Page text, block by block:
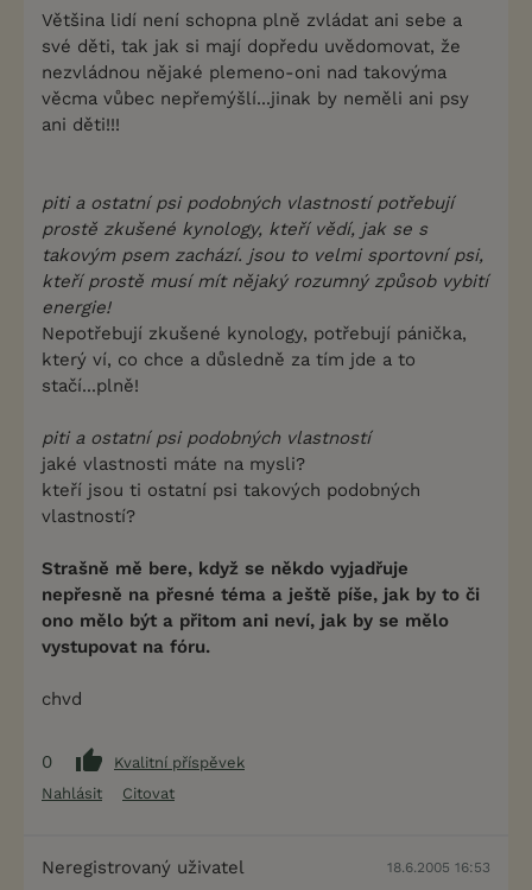
Většina lidí není schopna plně zvládat ani sebe a
své děti, tak jak si mají dopředu uvědomovat, že
nezvládnou nějaké plemeno-oni nad takovýma
věcma vůbec nepřemýšlí...jinak by neměli ani psy
ani děti!!!
piti a ostatní psi podobných vlastností potřebují
prostě zkušené kynology, kteří vědí, jak se s
takovým psem zachází. jsou to velmi sportovní psi,
kteří prostě musí mít nějaký rozumný způsob vybití
energie!
Nepotřebují zkušené kynology, potřebují pánička,
který ví, co chce a důsledně za tím jde a to
stačí...plně!
piti a ostatní psi podobných vlastností
jaké vlastnosti máte na mysli?
kteří jsou ti ostatní psi takových podobných
vlastností?
Strašně mě bere, když se někdo vyjadřuje
nepřesně na přesné téma a ještě píše, jak by to či
ono mělo být a přitom ani neví, jak by se mělo
vystupovat na fóru.
chvd
0
Kvalitní příspěvek
Nahlásit
Citovat
Neregistrovaný uživatel 18.6.2005 16:53